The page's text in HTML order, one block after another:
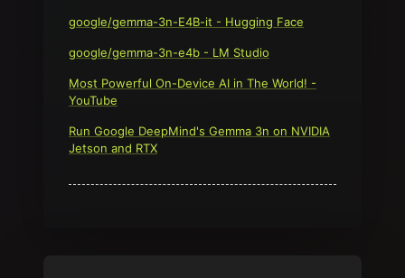
google/gemma-3n-E4B-it - Hugging Face
google/gemma-3n-e4b - LM Studio
Most Powerful On-Device AI in The World! -
YouTube
Run Google DeepMind's Gemma 3n on NVIDIA
Jetson and RTX